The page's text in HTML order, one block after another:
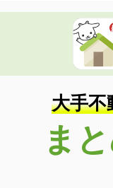
大手不
ま